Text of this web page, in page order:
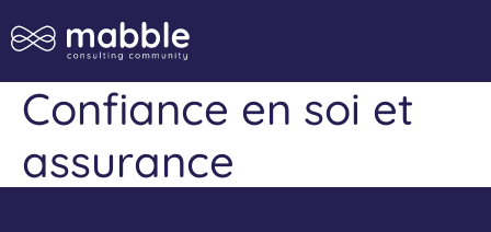
Confiance en soi et
assurance